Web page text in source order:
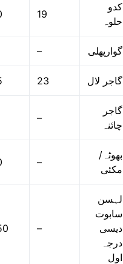
19
کدو
حلوہ
– گوارپھلی
23 گاجر لال
–
گاجر
چائنہ
–
بھوٹہ/
مکئی
–
لہسن
سابوت
دیسی
درجہ
اول